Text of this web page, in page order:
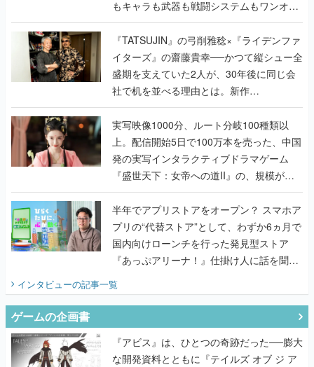
もキャラも武器も戦闘システムもワンオフ
で作り込まれた理由を両ディレクターに聞
く
『TATSUJIN』の弓削雅稔×『ライデンファ
イターズ』の齋藤貴幸──かつて縦シュー全
盛期を支えていた2人が、30年後に同じ会
社で机を並べる理由とは。新作
『TATSUJIN EXTREME』で初タッグを組
んだレジェンド2人に訊く開発秘話
実写映像1000分、ルート分岐100種類以
上。配信開始5日で100万本を売った、中国
発の実写インタラクティブドラマゲーム
『盛世天下：女帝への道II』の、規模が違
うこだわりをプロデューサーに聞いた
半年でアプリストアをオープン？ スマホア
プリの“代替ストア”として、わずか6ヵ月で
国内向けローンチを行った発見型ストア
『あっぷアリーナ！』仕掛け人に話を聞い
インタビューの記事一覧
ゲームの企画書
『アビス』は、ひとつの奇跡だった──膨大
な開発資料とともに『テイルズ オブ ジ ア